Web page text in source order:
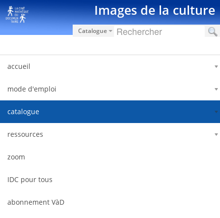
Saut au contenu Images de la culture
Catalogue
accueil
mode d'emploi
catalogue
ressources
zoom
IDC pour tous
abonnement VàD